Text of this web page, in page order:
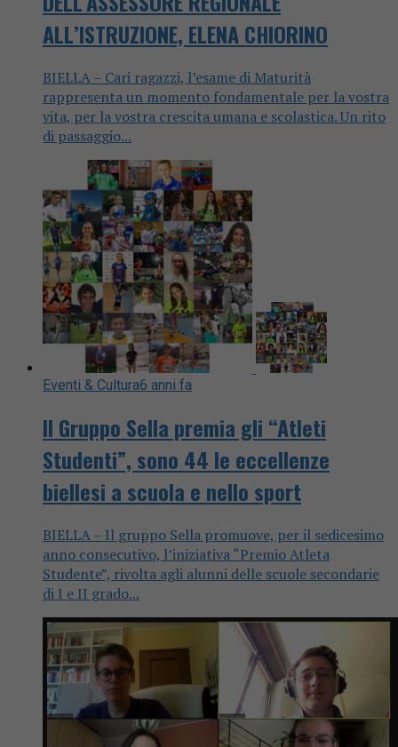
ALL’ISTRUZIONE, ELENA CHIORINO
BIELLA – Cari ragazzi, l’esame di Maturità
rappresenta un momento fondamentale per la vostra
vita, per la vostra crescita umana e scolastica. Un rito
di passaggio...
Eventi & Cultura6 anni fa
Il Gruppo Sella premia gli “Atleti
Studenti”, sono 44 le eccellenze
biellesi a scuola e nello sport
BIELLA – Il gruppo Sella promuove, per il sedicesimo
anno consecutivo, l’iniziativa “Premio Atleta
Studente”, rivolta agli alunni delle scuole secondarie
di I e II grado...